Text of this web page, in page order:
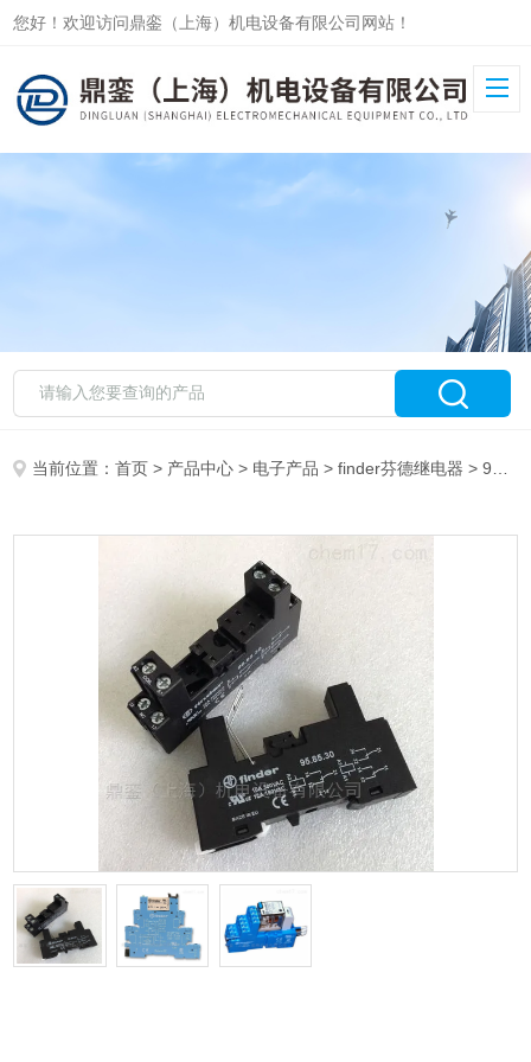
您好！欢迎访问鼎銮（上海）机电设备有限公司网站！
当前位置：首页 > 产品中心 > 电子产品 >finder芬德继电器 > 90.03 for 99.02.9.220.99芬德finder继电器